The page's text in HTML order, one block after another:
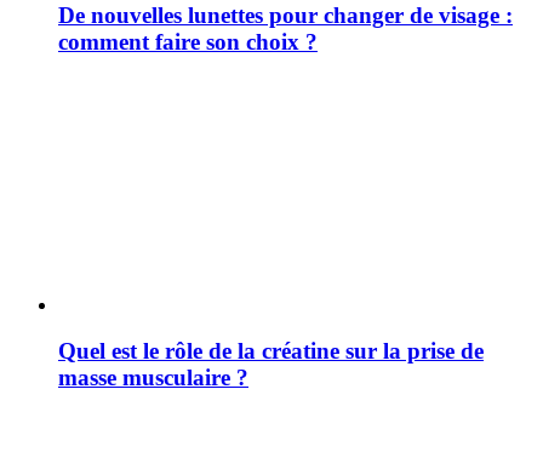
De nouvelles lunettes pour changer de visage :
comment faire son choix ?
Quel est le rôle de la créatine sur la prise de
masse musculaire ?